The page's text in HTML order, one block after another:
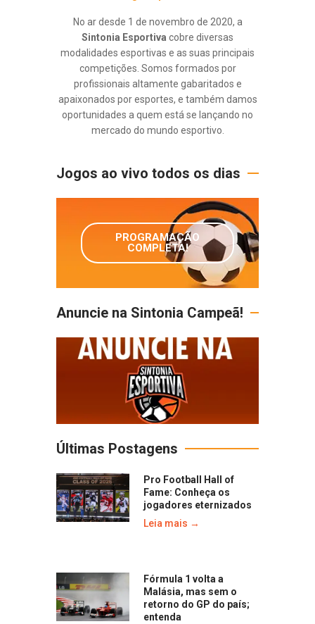
No ar desde 1 de novembro de 2020, a
Sintonia Esportiva cobre diversas
modalidades esportivas e as suas principais
competições. Somos formados por
profissionais altamente gabaritados e
apaixonados por esportes, e também damos
oportunidades a quem está se lançando no
mercado do mundo esportivo.
Jogos ao vivo todos os dias
PROGRAMAÇÃO
COMPLETA!
Anuncie na Sintonia Campeã!
Últimas Postagens
Pro Football Hall of
Fame: Conheça os
jogadores eternizados
Leia mais →
Fórmula 1 volta a
Malásia, mas sem o
retorno do GP do país;
entenda